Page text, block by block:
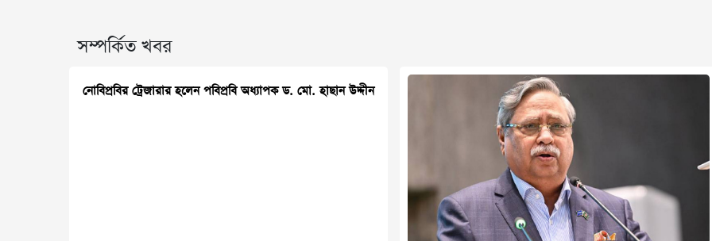
সম্পর্কিত খবর
নোবিপ্রবির ট্রেজারার হলেন পবিপ্রবি অধ্যাপক ড. মো. হাছান উদ্দীন